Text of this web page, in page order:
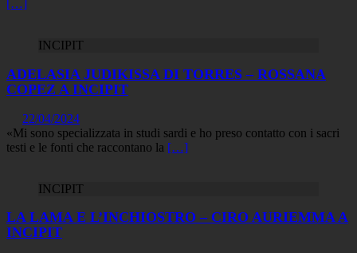
[…]
INCIPIT
ADELASIA JUDIKISSA DI TORRES – ROSSANA
COPEZ A INCIPIT
22/04/2024
«Mi sono specializzata in studi sardi e ho preso contatto con i sacri
testi e le fonti che raccontano la […]
INCIPIT
LA LAMA E L’INCHIOSTRO – CIRO AURIEMMA A
INCIPIT